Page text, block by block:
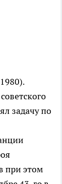
задачу по
при этом